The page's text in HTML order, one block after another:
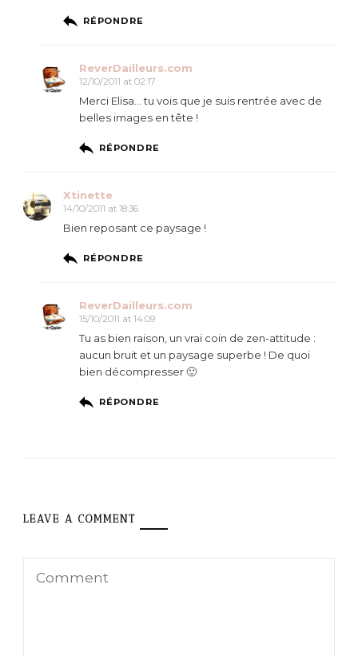
RÉPONDRE
ReverDailleurs.com
12/10/2011 at 02:17
Merci Elisa… tu vois que je suis rentrée avec de
belles images en tête !
RÉPONDRE
Xtinette
14/10/2011 at 18:36
Bien reposant ce paysage !
RÉPONDRE
ReverDailleurs.com
15/10/2011 at 14:09
Tu as bien raison, un vrai coin de zen-attitude :
aucun bruit et un paysage superbe ! De quoi
bien décompresser 🙂
RÉPONDRE
LEAVE A COMMENT